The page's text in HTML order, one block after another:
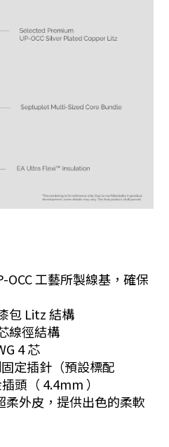
OCC 工藝所製線基，確保
包 Litz 結構
線徑結構
4 芯
定插針（預設標配
頭（ 4.4mm ）
外皮，提供出色的柔軟